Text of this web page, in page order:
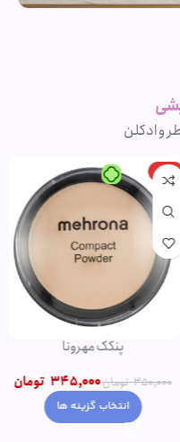
و ادکلن
-
پودر پمپی دتوکس نوت | پوشش
1,500,000 تومان–
1,200,000
تومان
انتخاب گزینه ها